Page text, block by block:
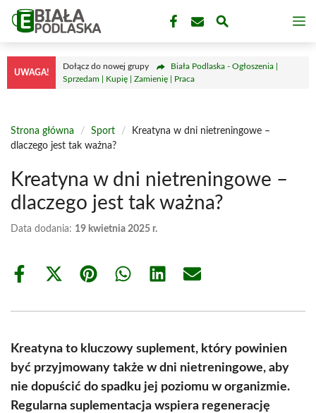
Przejdź
treści
UWAGA!
Dołącz do nowej grupy
Biała Podlaska - Ogłoszenia |
Sprzedam | Kupię | Zamienię | Praca
Strona główna / Sport /
Kreatyna w dni nietreningowe –
dlaczego jest tak ważna?
Kreatyna w dni nietreningowe –
dlaczego jest tak ważna?
Data dodania: 19 kwietnia 2025 r.
Share
Share
(Twitter)
Share Share Share Share
Kreatyna to kluczowy suplement, który powinien
być przyjmowany także w dni nietreningowe, aby
nie dopuścić do spadku jej poziomu w organizmie.
Regularna suplementacja wspiera regenerację